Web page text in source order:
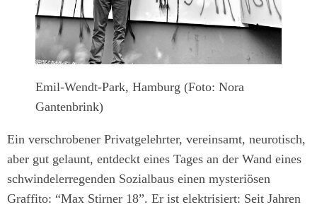
Emil-Wendt-Park, Hamburg (Foto: Nora
Gantenbrink)
Ein verschrobener Privatgelehrter, vereinsamt, neurotisch,
aber gut gelaunt, entdeckt eines Tages an der Wand eines
schwindelerregenden Sozialbaus einen mysteriösen
Graffito: “Max Stirner 18”. Er ist elektrisiert: Seit Jahren